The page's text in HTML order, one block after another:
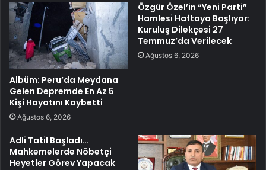
Albüm: Peru’da Meydana
Gelen Depremde En Az 5
Kişi Hayatını Kaybetti
Ağustos 6, 2026
Özgür Özel’in “Yeni Parti”
Hamlesi Haftaya Başlıyor:
Kuruluş Dilekçesi 27
Temmuz’da Verilecek
Ağustos 6, 2026
Adli Tatil Başladı…
Mahkemelerde Nöbetçi
Heyetler Görev Yapacak